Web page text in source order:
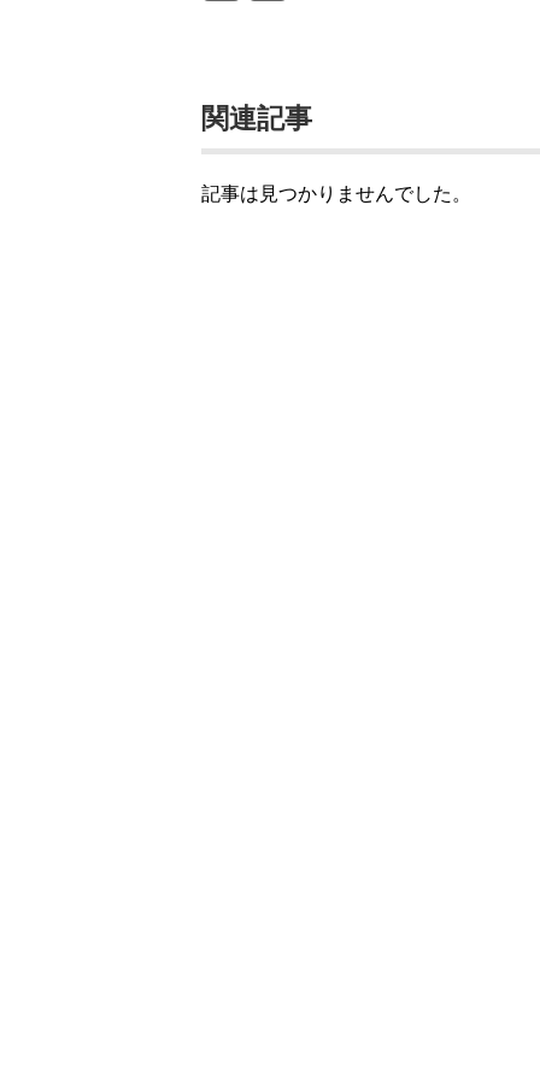
関連記事
記事は見つかりませんでした。